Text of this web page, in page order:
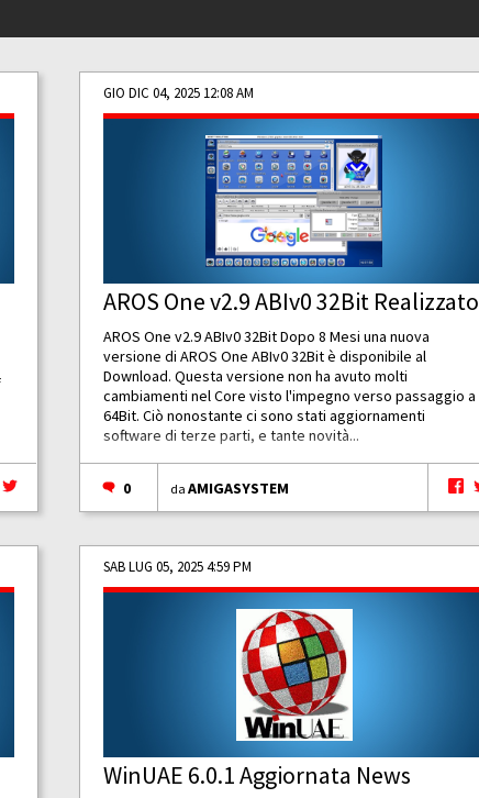
GIO DIC 04, 2025 12:08 AM
AROS One v2.9 ABIv0 32Bit Realizzato
AROS One v2.9 ABIv0 32Bit Dopo 8 Mesi una nuova
versione di AROS One ABIv0 32Bit è disponibile al
Download. Questa versione non ha avuto molti
cambiamenti nel Core visto l'impegno verso passaggio a
64Bit. Ciò nonostante ci sono stati aggiornamenti
software di terze parti, e tante novità...
0 daAMIGASYSTEM
SAB LUG 05, 2025 4:59 PM
WinUAE 6.0.1 Aggiornata News